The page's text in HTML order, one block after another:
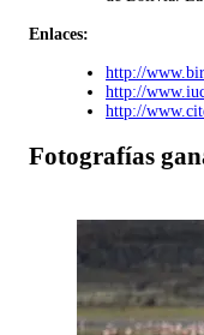
Enlaces:
http://
http://
http://
Fotografías